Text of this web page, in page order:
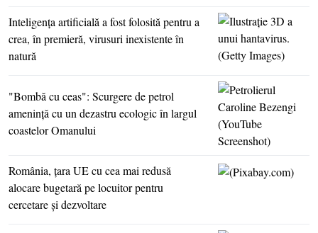
Inteligenţa artificială a fost folosită pentru a
crea, în premieră, virusuri inexistente în
natură
"Bombă cu ceas": Scurgere de petrol
ameninţă cu un dezastru ecologic în largul
coastelor Omanului
România, ţara UE cu cea mai redusă
alocare bugetară pe locuitor pentru
cercetare şi dezvoltare